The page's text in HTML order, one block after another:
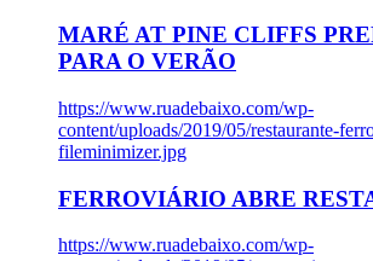
MARÉ AT PINE CLIFFS
PARA O VERÃO
https://www.ruadebaixo.com/wp-
content/uploads/2019/05/restaurante-
fileminimizer.jpg
FERROVIÁRIO ABRE
https://www.ruadebaixo.com/wp-